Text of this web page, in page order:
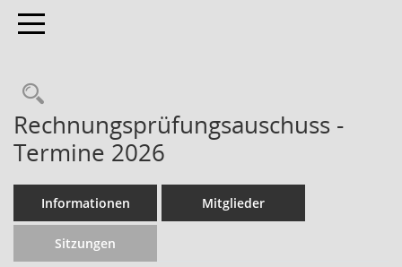
Toggle navigation
Rechnungsprüfungsauschuss -
Termine 2026
Informationen Mitglieder
Sitzungen